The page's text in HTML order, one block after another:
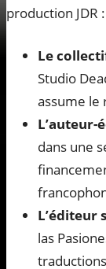
production JDR :
Le
Studio
assume le
L’auteur-
dans une
L’éditeur
las